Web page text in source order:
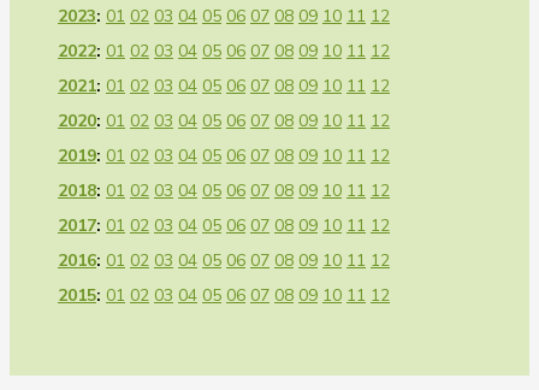
2023: 01 02 03 04 05 06 07 08 09 10 11 12
2022: 01 02 03 04 05 06 07 08 09 10 11 12
2021: 01 02 03 04 05 06 07 08 09 10 11 12
2020: 01 02 03 04 05 06 07 08 09 10 11 12
2019: 01 02 03 04 05 06 07 08 09 10 11 12
2018: 01 02 03 04 05 06 07 08 09 10 11 12
2017: 01 02 03 04 05 06 07 08 09 10 11 12
2016: 01 02 03 04 05 06 07 08 09 10 11 12
2015: 01 02 03 04 05 06 07 08 09 10 11 12